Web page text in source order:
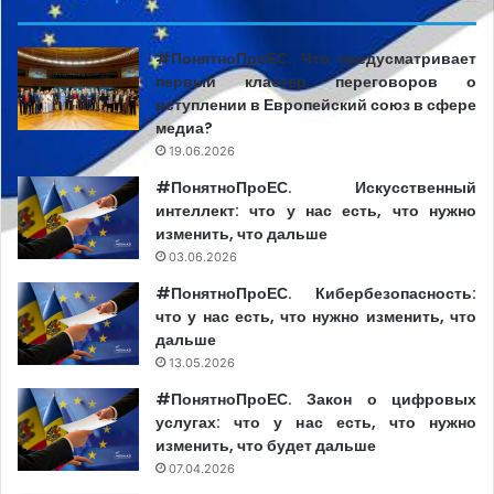
Молдове, министерства, мэрии, банки, крупные
компании, телеканалы, радиостанции, сайты, Telegram-
каналы и международные организации. Одна ошибка, и
ты вводишь в заблуждение не сотню подписчиков, а
тысячи людей, принимающих решения. От чиновников
до дипломатов, от редакторов до банкиров. В соцсетях
публикацию можно удалить и забыть. А агентство
живёт с архивом, памятью и репутацией, которая
строится годами и может быть разрушена одним
необдуманным абзацем.
Поэтому агентство — это не «контент», а целая
система. Проверки, источников, редакторских
фильтров и самоконтроля. У нас нельзя нагенерировать
двадцать новостей и надеяться, что одна «выстрелит».
Нельзя публиковать текст только потому, что он
#ПонятноПроЕС. Что предусматривает
первый кластер переговоров о
вступлении в Европейский союз в сфере
медиа?
19.06.2026
#ПонятноПроЕС. Искусственный
интеллект: что у нас есть, что нужно
изменить, что дальше
03.06.2026
#ПонятноПроЕС. Кибербезопасность:
что у нас есть, что нужно изменить, что
дальше
13.05.2026
#ПонятноПроЕС. Закон о цифровых
услугах: что у нас есть, что нужно
изменить, что будет дальше
07.04.2026